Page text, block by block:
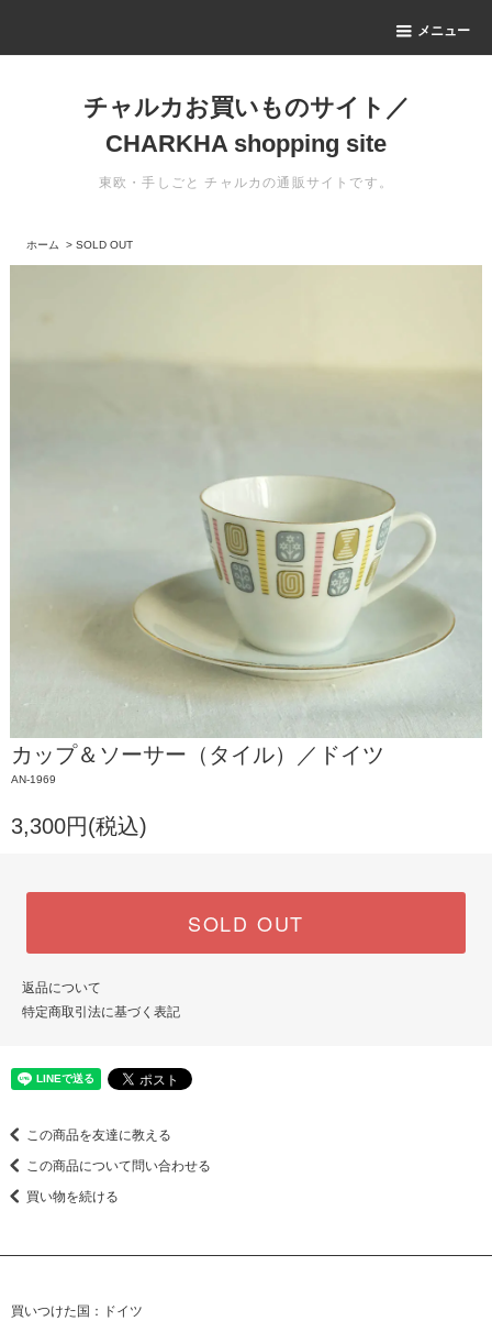
メニュー
チャルカお買いものサイト／
CHARKHA shopping site
東欧・手しごと チャルカの通販サイトです。
ホーム >SOLD OUT
カップ＆ソーサー（タイル）／ドイツ
AN-1969
3,300円(税込)
SOLD OUT
返品について
特定商取引法に基づく表記
この商品を友達に教える
この商品について問い合わせる
買い物を続ける
買いつけた国：ドイツ